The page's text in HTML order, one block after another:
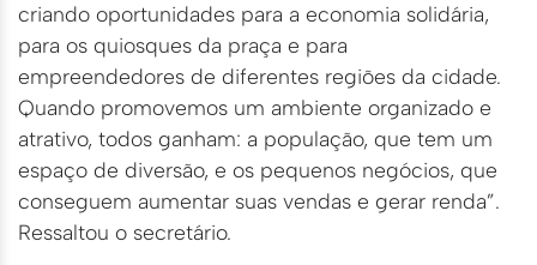
criando oportunidades para a economia solidária,
para os quiosques da praça e para
empreendedores de diferentes regiões da cidade.
Quando promovemos um ambiente organizado e
atrativo, todos ganham: a população, que tem um
espaço de diversão, e os pequenos negócios, que
conseguem aumentar suas vendas e gerar renda”.
Ressaltou o secretário.